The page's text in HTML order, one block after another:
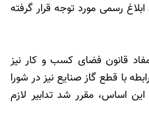
رسمی مورد توجه قرار گرفته
قانون فضای کسب و کار نیز
با قطع گاز صنایع نیز در شورا
اساس، مقرر شد تدابیر لازم